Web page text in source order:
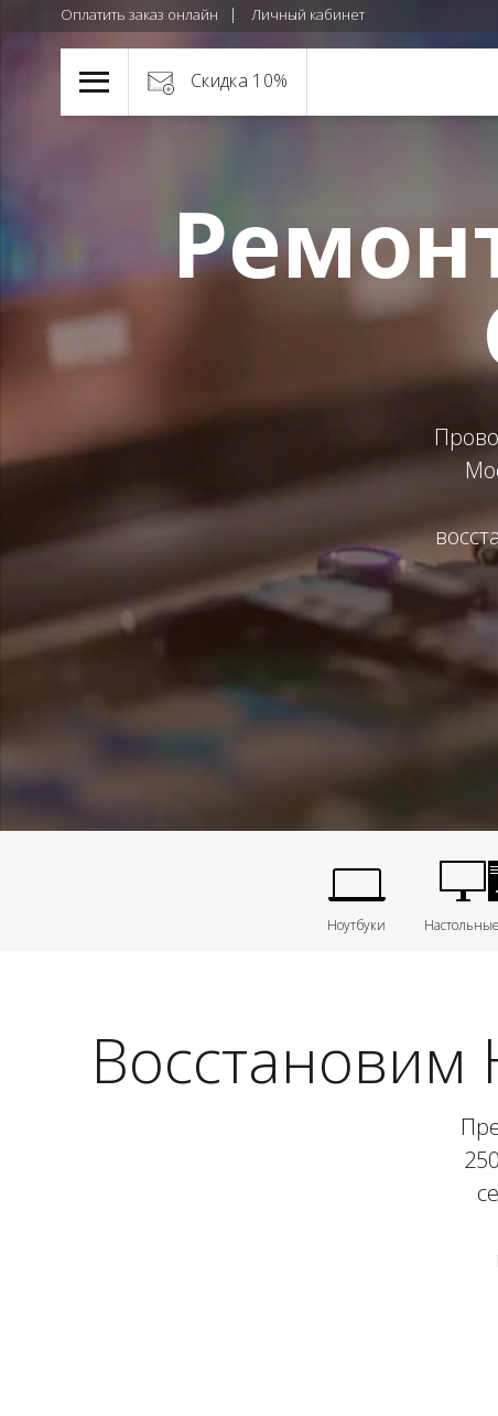
Оплатить заказ онлайн Личный кабинет
Скидка 10%
Ноутбуки
Восстановим